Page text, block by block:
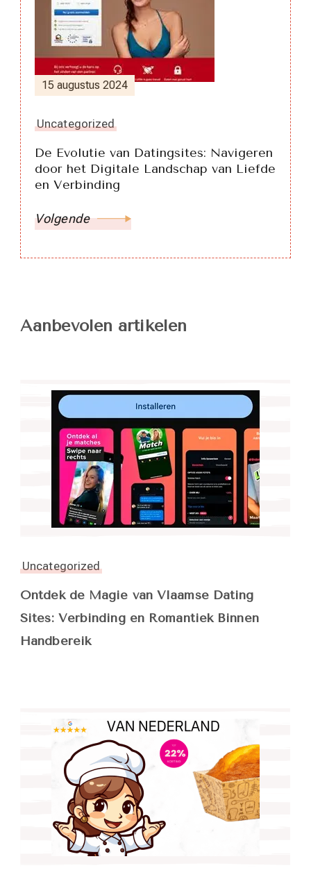
15 augustus 2024
Uncategorized
De Evolutie van Datingsites: Navigeren
door het Digitale Landschap van Liefde
en Verbinding
Volgende
Aanbevolen artikelen
Uncategorized
Ontdek de Magie van Vlaamse Dating
Sites: Verbinding en Romantiek Binnen
Handbereik